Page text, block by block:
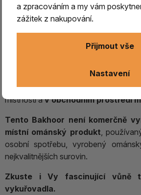
Bakhoor uchováván déle, tím má lepší
uctění hostů, milostné chvíle,
negativních emocí, zlepšení nálady
Bakhoor velmi dobře neutralizuje
místnosti av obchodním prostředí
Tento Bakhoor není komerčně
místní ománský produkt,
osobní spotřebu, vyrobený
nejkvalitnějších surovin.
Zkuste i Vy fascinující vůně
vykuřovadla.
a zpracováním a my vám
zážitek z nakupování.
Nastavení
Přijmout vše